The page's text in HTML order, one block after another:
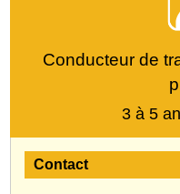
Conducteur de
3 à 5
Contact